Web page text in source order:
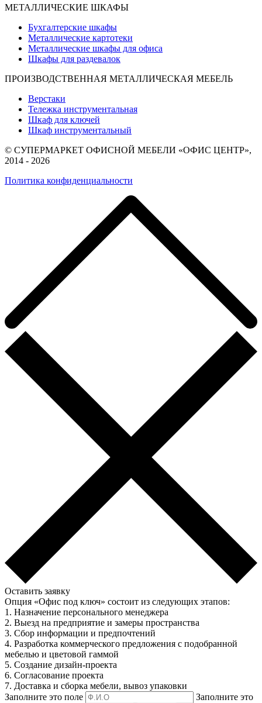
МЕТАЛЛИЧЕСКИЕ ШКАФЫ
Бухгалтерские шкафы
Металлические картотеки
Металлические шкафы для офиса
Шкафы для раздевалок
ПРОИЗВОДСТВЕННАЯ МЕТАЛЛИЧЕСКАЯ МЕБЕЛЬ
Верстаки
Тележка инструментальная
Шкаф для ключей
Шкаф инструментальный
© СУПЕРМАРКЕТ ОФИСНОЙ МЕБЕЛИ «ОФИС ЦЕНТР»,
2014 - 2026
Политика конфиденциальности
Оставить заявку
Опция «Офис под ключ» состоит из следующих этапов:
1. Назначение персонального менеджера
2. Выезд на предприятие и замеры пространства
3. Сбор информации и предпочтений
4. Разработка коммерческого предложения с подобранной
мебелью и цветовой гаммой
5. Создание дизайн-проекта
6. Согласование проекта
7. Доставка и сборка мебели, вывоз упаковки
Заполните это поле
Заполните это